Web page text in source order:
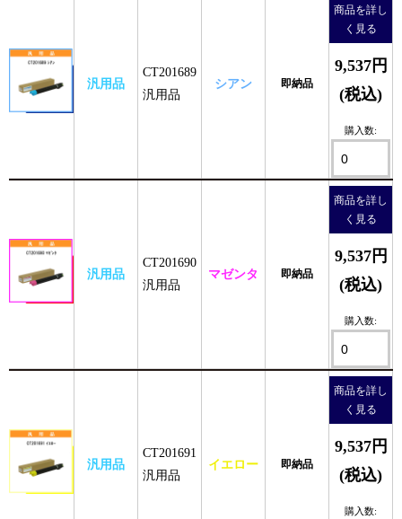
汎用品
CT201689
汎用品
シアン 即納品
商品を詳し
く見る
9,537円
(税込)
購入数:
汎用品
CT201690
汎用品
マゼンタ 即納品
商品を詳し
く見る
9,537円
(税込)
購入数:
汎用品
CT201691
汎用品
イエロー 即納品
商品を詳し
く見る
9,537円
(税込)
購入数: